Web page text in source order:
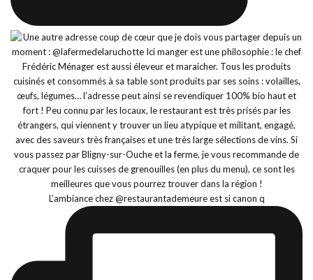
L’ambiance chez @restaurantademeure est si canon q